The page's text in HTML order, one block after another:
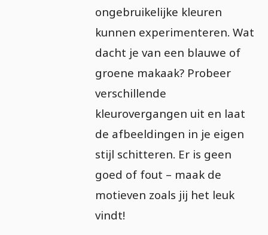
ongebruikelijke kleuren
kunnen experimenteren. Wat
dacht je van een blauwe of
groene makaak? Probeer
verschillende
kleurovergangen uit en laat
de afbeeldingen in je eigen
stijl schitteren. Er is geen
goed of fout – maak de
motieven zoals jij het leuk
vindt!